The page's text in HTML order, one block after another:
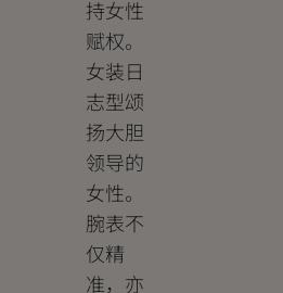
持女性
赋权。
女装日
志型颂
扬大胆
领导的
女性。
腕表不
仅精
准，亦